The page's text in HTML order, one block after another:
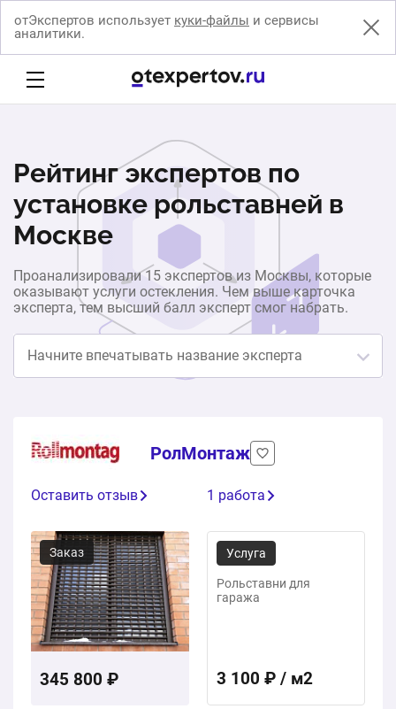
отЭкспертов использует куки-файлы и сервисы
аналитики.
Рейтинг экспертов по
установке рольставней в
Москве
Проанализировали 15 экспертов из Москвы, которые
оказывают услуги остекления. Чем выше карточка
эксперта, тем высший балл эксперт смог набрать.
РолМонтаж
Оставить отзыв 1 работа
Заказ
345 800 ₽
Услуга
Рольставни для
гаража
3 100 ₽ / м2